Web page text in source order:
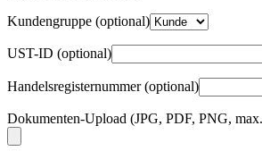
Kundengruppe (optional)
UST-ID (optional)
Handelsregisternummer(optional)
Dokumenten-Upload (JPG, PDF, PNG,